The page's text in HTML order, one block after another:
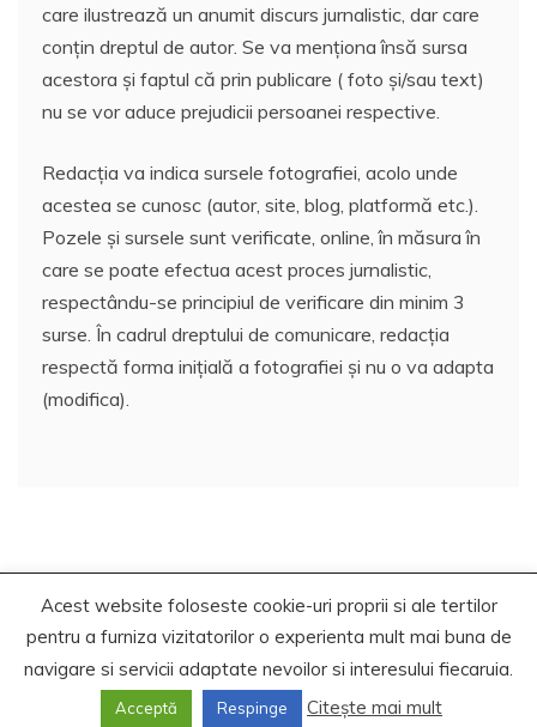
care ilustrează un anumit discurs jurnalistic, dar care
conțin dreptul de autor. Se va menționa însă sursa
acestora și faptul că prin publicare ( foto și/sau text)
nu se vor aduce prejudicii persoanei respective.
Redacția va indica sursele fotografiei, acolo unde
acestea se cunosc (autor, site, blog, platformă etc.).
Pozele și sursele sunt verificate, online, în măsura în
care se poate efectua acest proces jurnalistic,
respectându-se principiul de verificare din minim 3
surse. În cadrul dreptului de comunicare, redacția
respectă forma inițială a fotografiei și nu o va adapta
(modifica).
Copyrights. © 2020-2023 Segra Media
byCandid Themes
Acest website foloseste cookie-uri proprii si ale tertilor
pentru a furniza vizitatorilor o experienta mult mai buna de
navigare si servicii adaptate nevoilor si interesului fiecaruia.
Acceptă Respinge Citește mai mult